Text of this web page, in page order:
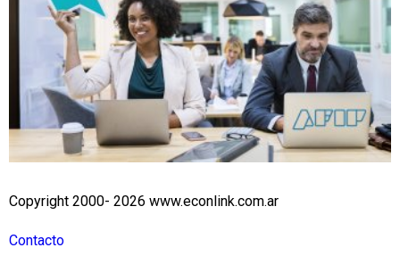
Copyright 2000- 2026 www.econlink.com.ar
Contacto